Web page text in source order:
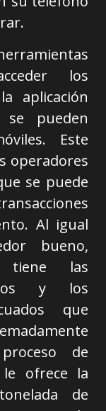
los
aplicación
pueden
Este
operadores
se puede
Al igual
bueno,
tiene las
y los
que
de
le ofrece la
de